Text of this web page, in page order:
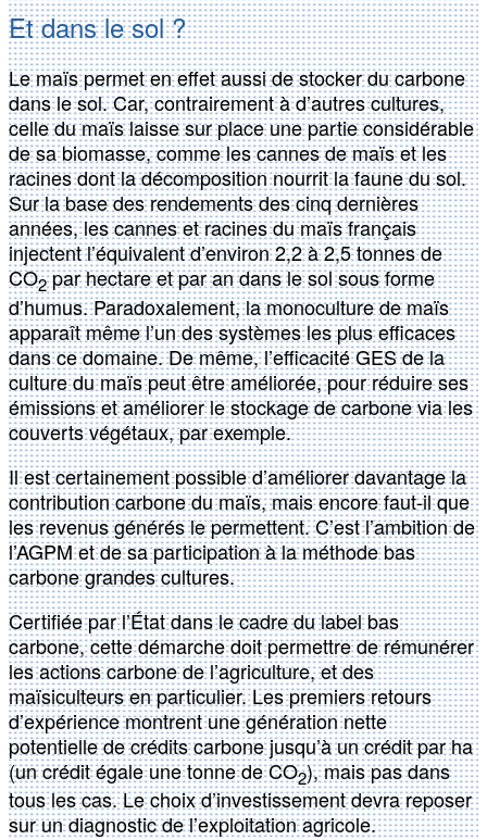
Et dans le sol ?
Le maïs permet en effet aussi de stocker du carbone
dans le sol. Car, contrairement à d’autres cultures,
celle du maïs laisse sur place une partie considérable
de sa biomasse, comme les cannes de maïs et les
racines dont la décomposition nourrit la faune du sol.
Sur la base des rendements des cinq dernières
années, les cannes et racines du maïs français
injectent l’équivalent d’environ 2,2 à 2,5 tonnes de
CO2par hectare et par an dans le sol sous forme
d’humus. Paradoxalement, la monoculture de maïs
apparaît même l’un des systèmes les plus efficaces
dans ce domaine. De même, l’efficacité GES de la
culture du maïs peut être améliorée, pour réduire ses
émissions et améliorer le stockage de carbone via les
couverts végétaux, par exemple.
Il est certainement possible d’améliorer davantage la
contribution carbone du maïs, mais encore faut-il que
les revenus générés le permettent. C’est l’ambition de
l’AGPM et de sa participation à la méthode bas
carbone grandes cultures.
Certifiée par l’État dans le cadre du label bas
carbone, cette démarche doit permettre de rémunérer
les actions carbone de l’agriculture, et des
maïsiculteurs en particulier. Les premiers retours
d’expérience montrent une génération nette
potentielle de crédits carbone jusqu’à un crédit par ha
(un crédit égale une tonne de CO2), mais pas dans
tous les cas. Le choix d’investissement devra reposer
sur un diagnostic de l’exploitation agricole.